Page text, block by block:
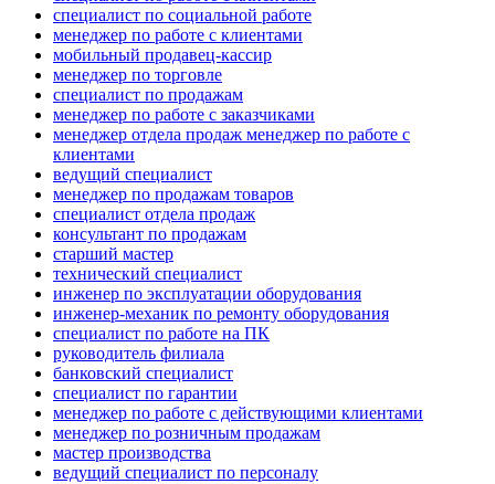
специалист по социальной работе
менеджер по работе с клиентами
мобильный продавец-кассир
менеджер по торговле
специалист по продажам
менеджер по работе с заказчиками
менеджер отдела продаж менеджер по работе с
клиентами
ведущий специалист
менеджер по продажам товаров
специалист отдела продаж
консультант по продажам
старший мастер
технический специалист
инженер по эксплуатации оборудования
инженер-механик по ремонту оборудования
специалист по работе на ПК
руководитель филиала
банковский специалист
специалист по гарантии
менеджер по работе с действующими клиентами
менеджер по розничным продажам
мастер производства
ведущий специалист по персоналу